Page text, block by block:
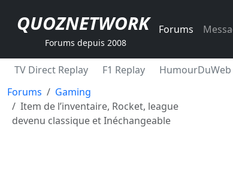
QUOZNETWORK
Forums depuis 2008
Forums
TV Direct Replay F1 Replay HumourDuWeb
Forums
Gaming
Item de l’inventaire, Rocket, league
devenu classique et Inéchangeable